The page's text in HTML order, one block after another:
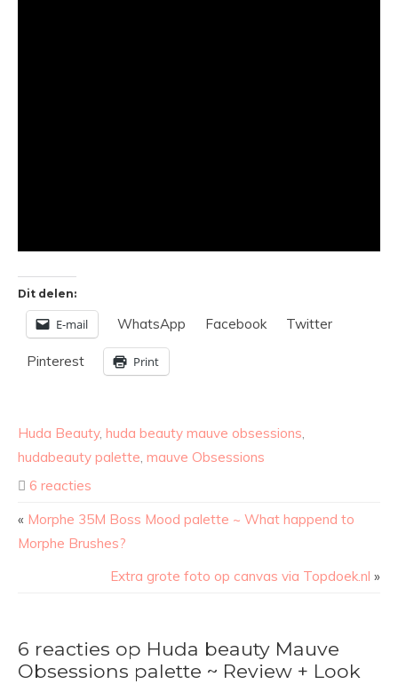
Dit delen:
E-mail WhatsApp Facebook Twitter
Pinterest Print
Huda Beauty, huda beauty mauve obsessions,
hudabeauty palette, mauve Obsessions
6 reacties
« Morphe 35M Boss Mood palette ~ What happend to
Morphe Brushes?
Extra grote foto op canvas via Topdoek.nl »
6 reacties op Huda beauty Mauve
Obsessions palette ~ Review + Look